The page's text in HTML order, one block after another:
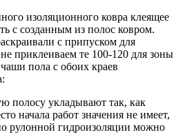
изоляционного ковра клеящее
с созданным из полос ковром.
с припуском для
приклеиваем те 100-120 для зоны
пола с обоих краев
полосу укладывают так, как
начала работ значения не имеет,
рулонной гидроизоляции можно